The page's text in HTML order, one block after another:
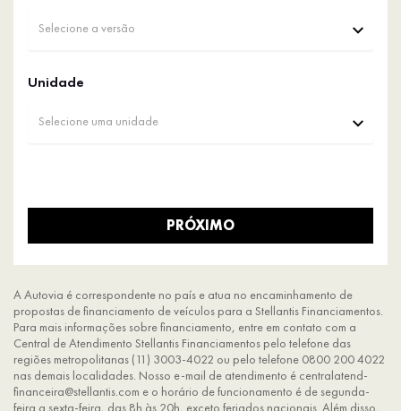
Selecione a versão
Unidade
Selecione uma unidade
PRÓXIMO
A Autovia é correspondente no país e atua no encaminhamento de
propostas de financiamento de veículos para a Stellantis Financiamentos.
Para mais informações sobre financiamento, entre em contato com a
Central de Atendimento Stellantis Financiamentos pelo telefone das
regiões metropolitanas (11) 3003-4022 ou pelo telefone 0800 200 4022
nas demais localidades. Nosso e-mail de atendimento é centralatend-
financeira@stellantis.com e o horário de funcionamento é de segunda-
feira a sexta-feira, das 8h às 20h, exceto feriados nacionais. Além disso,